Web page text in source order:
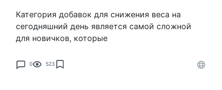
Категория добавок для снижения веса на
сегодняшний день является самой сложной
для новичков, которые
0 523